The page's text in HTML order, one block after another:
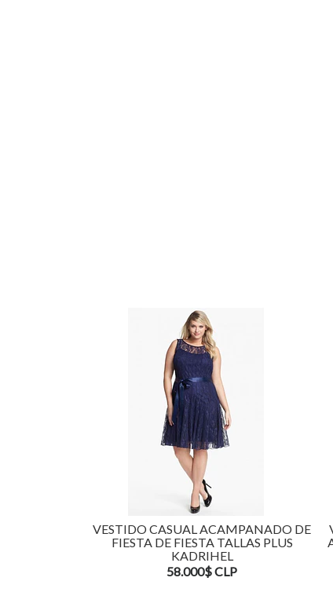
VESTIDO CASUAL ACAMPANADO DE
FIESTA DE FIESTA TALLAS PLUS
KADRIHEL
58.000$ CLP